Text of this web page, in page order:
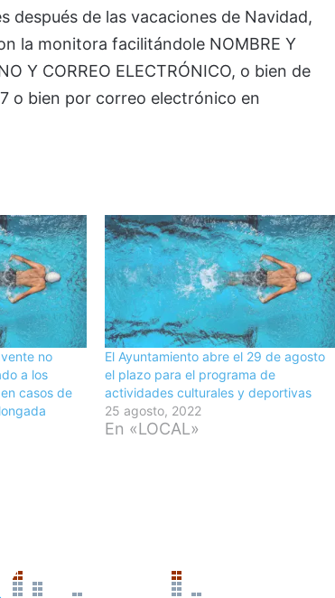
después de las vacaciones de Navidad,
la monitora facilitándole NOMBRE Y
Y CORREO ELECTRÓNICO, o bien de
o bien por correo electrónico en
no
a los
casos de
El Ayuntamiento abre el 29 de agosto
el plazo para el programa de
actividades culturales y deportivas
25 agosto, 2022
En «LOCAL»